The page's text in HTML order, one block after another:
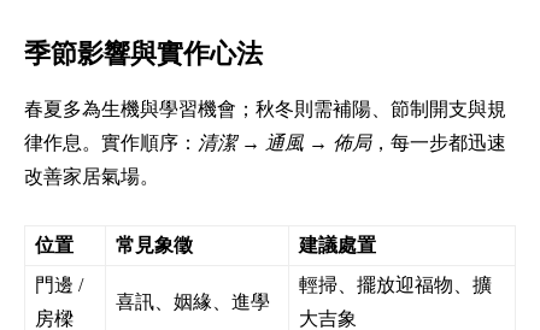
季節影響與實作心法
春夏多為生機與學習機會；秋冬則需補陽、節制開支與規
律作息。實作順序： 清潔 → 通風 → 佈局，每一步都迅速
改善家居氣場。
位置 常見象徵
建議處置
門邊 /
房樑
喜訊、姻緣、進學
輕掃、擺放迎福物、擴
大吉象